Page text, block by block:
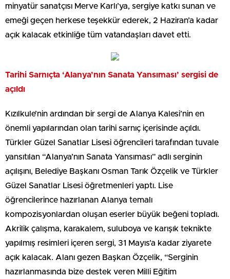
minyatür sanatçısı Merve Karlı’ya, sergiye katkı sunan ve
emeği geçen herkese teşekkür ederek, 2 Haziran’a kadar
açık kalacak etkinliğe tüm vatandaşları davet etti.
Tarihi Sarnıçta ‘Alanya’nın Sanata Yansıması’ sergisi de
açıldı
Kızılkule’nin ardından bir sergi de Alanya Kalesi’nin en
önemli yapılarından olan tarihi sarnıç içerisinde açıldı.
Türkler Güzel Sanatlar Lisesi öğrencileri tarafından tuvale
yansıtılan “Alanya’nın Sanata Yansıması” adlı serginin
açılışını, Belediye Başkanı Osman Tarık Özçelik ve Türkler
Güzel Sanatlar Lisesi öğretmenleri yaptı. Lise
öğrencilerince hazırlanan Alanya temalı
kompozisyonlardan oluşan eserler büyük beğeni topladı.
Akrilik çalışma, karakalem, suluboya ve karışık teknikte
yapılmış resimleri içeren sergi, 31 Mayıs’a kadar ziyarete
açık kalacak. Alanı gezen Başkan Özçelik, “Serginin
hazırlanmasında bize destek veren Milli Eğitim